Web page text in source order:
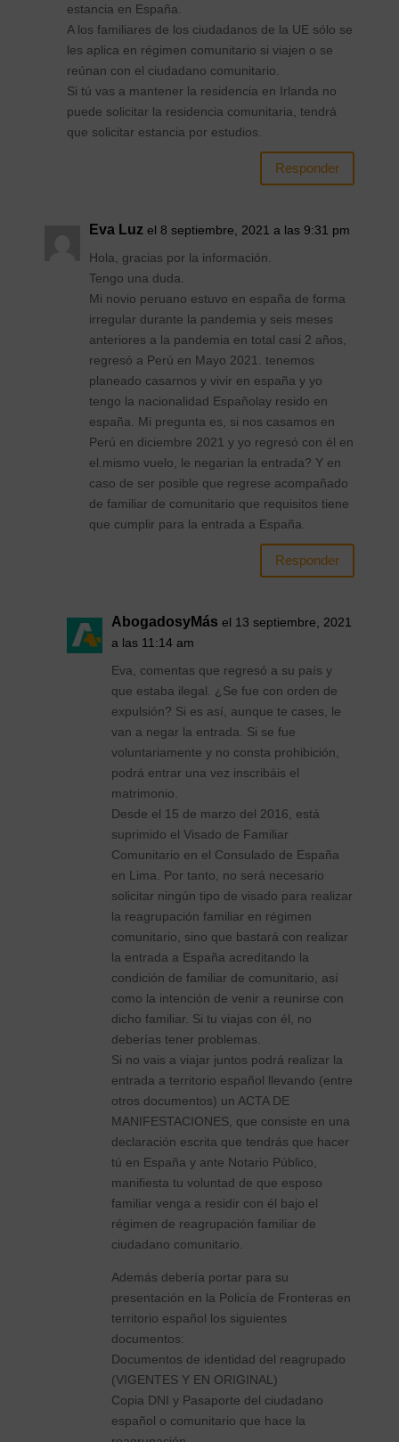
estancia en España.
A los familiares de los ciudadanos de la UE sólo se
les aplica en régimen comunitario si viajen o se
reúnan con el ciudadano comunitario.
Si tú vas a mantener la residencia en Irlanda no
puede solicitar la residencia comunitaria, tendrá
que solicitar estancia por estudios.
Responder
Eva Luz el 8 septiembre, 2021 a las 9:31 pm
Hola, gracias por la información.
Tengo una duda.
Mi novio peruano estuvo en españa de forma
irregular durante la pandemia y seis meses
anteriores a la pandemia en total casi 2 años,
regresó a Perú en Mayo 2021. tenemos
planeado casarnos y vivir en españa y yo
tengo la nacionalidad Españolay resido en
españa. Mi pregunta es, si nos casamos en
Perú en diciembre 2021 y yo regresó con él en
el.mismo vuelo, le negarian la entrada? Y en
caso de ser posible que regrese acompañado
de familiar de comunitario que requisitos tiene
que cumplir para la entrada a España.
Responder
AbogadosyMás el 13 septiembre, 2021
a las 11:14 am
Eva, comentas que regresó a su país y
que estaba ilegal. ¿Se fue con orden de
expulsión? Si es así, aunque te cases, le
van a negar la entrada. Si se fue
voluntariamente y no consta prohibición,
podrá entrar una vez inscribáis el
matrimonio.
Desde el 15 de marzo del 2016, está
suprimido el Visado de Familiar
Comunitario en el Consulado de España
en Lima. Por tanto, no será necesario
solicitar ningún tipo de visado para realizar
la reagrupación familiar en régimen
comunitario, sino que bastará con realizar
la entrada a España acreditando la
condición de familiar de comunitario, así
como la intención de venir a reunirse con
dicho familiar. Si tu viajas con él, no
deberías tener problemas.
Si no vais a viajar juntos podrá realizar la
entrada a territorio español llevando (entre
otros documentos) un ACTA DE
MANIFESTACIONES, que consiste en una
declaración escrita que tendrás que hacer
tú en España y ante Notario Público,
manifiesta tu voluntad de que esposo
familiar venga a residir con él bajo el
régimen de reagrupación familiar de
ciudadano comunitario.
Además debería portar para su
presentación en la Policía de Fronteras en
territorio español los siguientes
documentos:
Documentos de identidad del reagrupado
(VIGENTES Y EN ORIGINAL)
Copia DNI y Pasaporte del ciudadano
español o comunitario que hace la